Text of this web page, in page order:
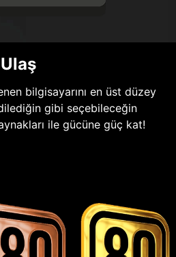
bilgisayarını en üst düzey
gibi seçebileceğin
ile gücüne güç kat!